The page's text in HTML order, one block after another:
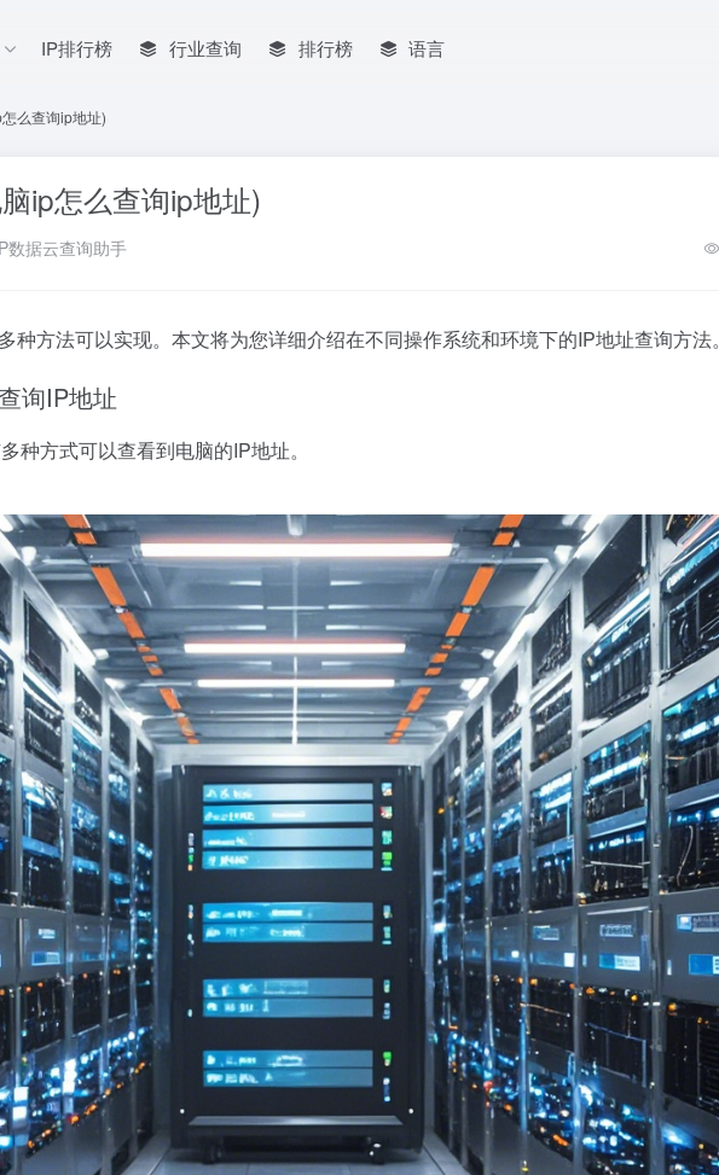
IP排行榜 行业查询 排行榜 语言
么查询ip地址)
ip怎么查询ip地址)
数据云查询助手
种方法可以实现。本文将为您详细介绍在不同操作系统和环境下的IP地址查询方法。
询IP地址
种方式可以查看到电脑的IP地址。